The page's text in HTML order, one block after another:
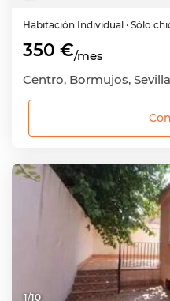
Habitación Individual · Sólo
350 €/mes
Centro, Bormujos, Sevilla
1/10